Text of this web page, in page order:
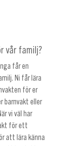
vår familj?
får en
Ni får lära
för er
barnvakt eller
vi väl har
för ett
att lära känna